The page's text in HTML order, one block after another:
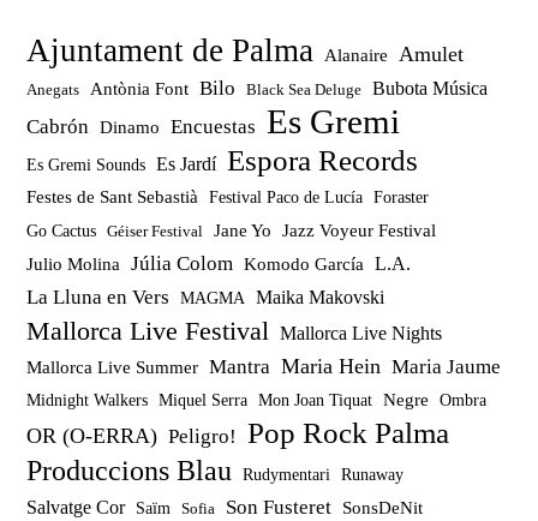
Ajuntament de Palma Alanaire Amulet
Anegats Antònia Font Bilo Black Sea Deluge Bubota Música
Cabrón Dinamo Encuestas Es Gremi
Es Gremi Sounds Es Jardí Espora Records
Festes de Sant Sebastià Festival Paco de Lucía Foraster
Go Cactus Géiser Festival Jane Yo
Jazz Voyeur Festival
Julio Molina
Júlia Colom Komodo García L.A.
La Lluna en Vers MAGMA Maika Makovski
Mallorca Live Festival Mallorca Live Nights
Mallorca Live Summer Mantra Maria Hein Maria Jaume
Midnight Walkers Miquel Serra Mon Joan Tiquat Negre Ombra
OR (O-ERRA) Peligro!
Pop Rock Palma
Produccions Blau
Rudymentari Runaway
Salvatge Cor Saïm Sofia Son Fusteret SonsDeNit